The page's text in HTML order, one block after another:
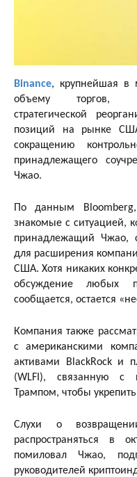
Binance, крупнейшая в
объему торгов,
стратегической
позиций на рынке
сокращению
принадлежащего
Чжао.
По данным
знакомые с ситуацией,
принадлежащий Чжао,
для расширения
США. Хотя никаких
обсуждение любых
сообщается, остается
Компания также
с американскими
активами BlackRock и
(WLFI), связанную с
Трампом, чтобы
Слухи о
распространяться в
помиловал Чжао,
руководителей